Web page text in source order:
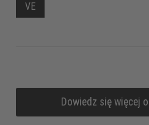
VE
Dowiedz się więcej